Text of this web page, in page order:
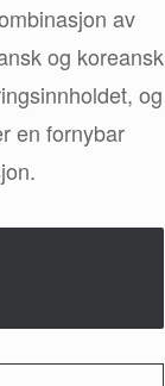
av
og koreansk
og
en fornybar